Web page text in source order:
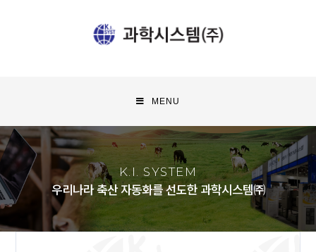
MENU
K.I. SYSTEM
우리나라 축산 자동화를 선도한 과학시스템㈜